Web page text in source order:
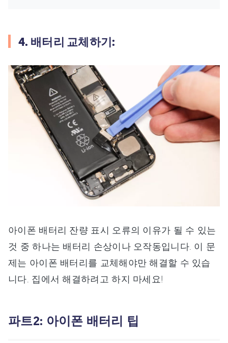
4. 배터리 교체하기:
아이폰 배터리 잔량 표시 오류의 이유가 될 수 있는
것 중 하나는 배터리 손상이나 오작동입니다. 이 문
제는 아이폰 배터리를 교체해야만 해결할 수 있습
니다. 집에서 해결하려고 하지 마세요!
파트2: 아이폰 배터리 팁